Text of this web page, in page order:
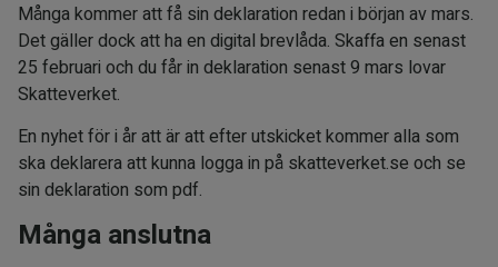
Många kommer att få sin deklaration redan i början av mars.
Det gäller dock att ha en digital brevlåda. Skaffa en senast
25 februari och du får in deklaration senast 9 mars lovar
Skatteverket.
En nyhet för i år att är att efter utskicket kommer alla som
ska deklarera att kunna logga in på skatteverket.se och se
sin deklaration som pdf.
Många anslutna